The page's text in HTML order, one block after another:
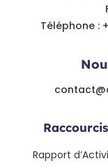
Téléphone :
Raccourcis
Rapport